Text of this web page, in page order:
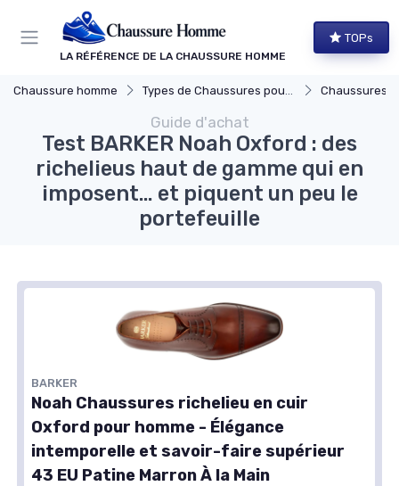
LA RÉFÉRENCE DE LA CHAUSSURE HOMME
TOPs
Chaussure homme Types de Chaussures pour Hommes Chaussures
Guide d'achat
Test BARKER Noah Oxford : des
richelieus haut de gamme qui en
imposent… et piquent un peu le
portefeuille
BARKER
Noah Chaussures richelieu en cuir
Oxford pour homme - Élégance
intemporelle et savoir-faire supérieur
43 EU Patine Marron À la Main
Panneau de gestion des cookies